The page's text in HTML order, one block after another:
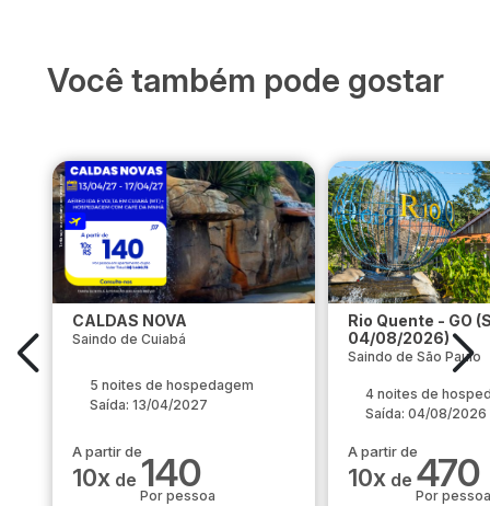
Você também pode gostar
CALDAS NOVA
Saindo de Cuiabá
5 noites de hospedagem
Saída: 13/04/2027
A partir de
10x de 140
Por pessoa
Rio Quente - GO
04/08/2026)
Saindo de São Paulo
4 noites de
Saída: 04/08/2026
A partir de
10x de 470
Por pessoa